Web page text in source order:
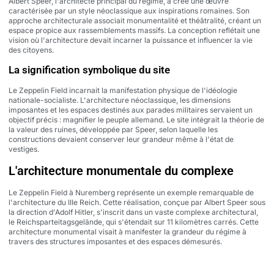
caractérisée par un style néoclassique aux inspirations romaines. Son
approche architecturale associait monumentalité et théâtralité, créant un
espace propice aux rassemblements massifs. La conception reflétait une
vision où l'architecture devait incarner la puissance et influencer la vie
des citoyens.
La signification symbolique du site
Le Zeppelin Field incarnait la manifestation physique de l'idéologie
nationale-socialiste. L'architecture néoclassique, les dimensions
imposantes et les espaces destinés aux parades militaires servaient un
objectif précis : magnifier le peuple allemand. Le site intégrait la théorie de
la valeur des ruines, développée par Speer, selon laquelle les
constructions devaient conserver leur grandeur même à l'état de
vestiges.
L'architecture monumentale du complexe
Le Zeppelin Field à Nuremberg représente un exemple remarquable de
l'architecture du IIIe Reich. Cette réalisation, conçue par Albert Speer sous
la direction d'Adolf Hitler, s'inscrit dans un vaste complexe architectural,
le Reichsparteitagsgelände, qui s'étendait sur 11 kilomètres carrés. Cette
architecture monumental visait à manifester la grandeur du régime à
travers des structures imposantes et des espaces démesurés.